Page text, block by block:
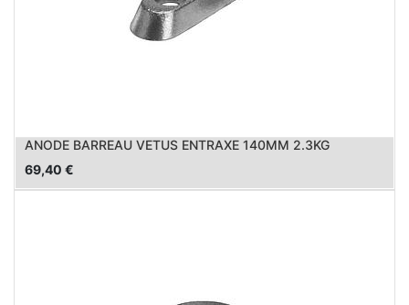
ANODE BARREAU VETUS ENTRAXE 140MM 2.3KG
69,40 €